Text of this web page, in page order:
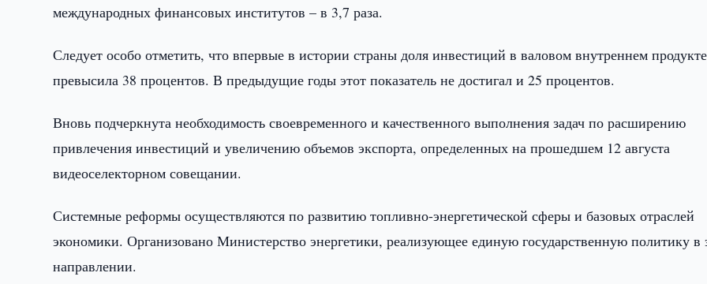
международных финансовых институтов – в 3,7 раза.
Следует особо отметить, что впервые в истории страны доля инвестиций в валовом внутреннем продукте
превысила 38 процентов. В предыдущие годы этот показатель не достигал и 25 процентов.
Вновь подчеркнута необходимость своевременного и качественного выполнения задач по расширению
привлечения инвестиций и увеличению объемов экспорта, определенных на прошедшем 12 августа
видеоселекторном совещании.
Системные реформы осуществляются по развитию топливно-энергетической сферы и базовых отраслей
экономики. Организовано Министерство энергетики, реализующее единую государственную политику в
направлении.